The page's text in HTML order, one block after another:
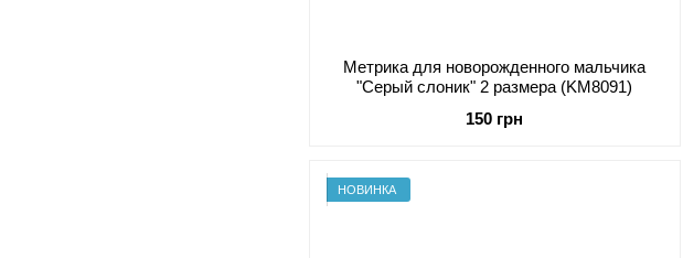
Метрика для новорожденного мальчика
"Серый слоник" 2 размера (KM8091)
150 грн
НОВИНКА